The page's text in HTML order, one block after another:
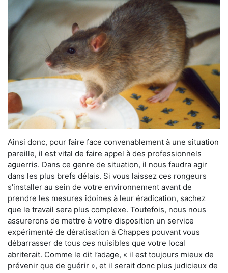
Ainsi donc, pour faire face convenablement à une situation
pareille, il est vital de faire appel à des professionnels
aguerris. Dans ce genre de situation, il nous faudra agir
dans les plus brefs délais. Si vous laissez ces rongeurs
s'installer au sein de votre environnement avant de
prendre les mesures idoines à leur éradication, sachez
que le travail sera plus complexe. Toutefois, nous nous
assurerons de mettre à votre disposition un service
expérimenté de dératisation à Chappes pouvant vous
débarrasser de tous ces nuisibles que votre local
abriterait. Comme le dit l’adage, « il est toujours mieux de
prévenir que de guérir », et il serait donc plus judicieux de